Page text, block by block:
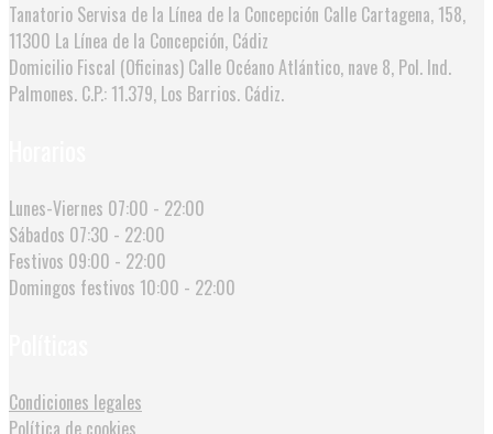
Tanatorio Servisa de la Línea de la Concepción Calle Cartagena, 158,
11300 La Línea de la Concepción, Cádiz
Domicilio Fiscal (Oficinas) Calle Océano Atlántico, nave 8, Pol. Ind.
Palmones. C.P.: 11.379, Los Barrios. Cádiz.
Lunes-Viernes 07:00 - 22:00
Sábados 07:30 - 22:00
Festivos 09:00 - 22:00
Domingos festivos 10:00 - 22:00
Condiciones legales